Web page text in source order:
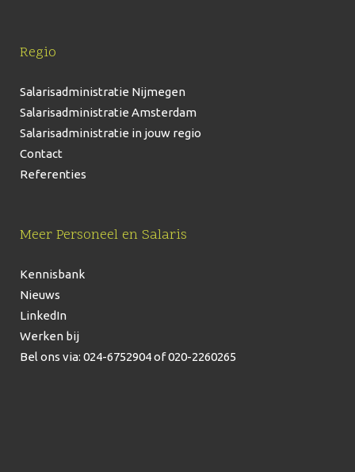
Regio
Salarisadministratie Nijmegen
Salarisadministratie Amsterdam
Salarisadministratie in jouw regio
Contact
Referenties
Meer Personeel en Salaris
Kennisbank
Nieuws
LinkedIn
Werken bij
Bel ons via: 024-6752904of 020-2260265